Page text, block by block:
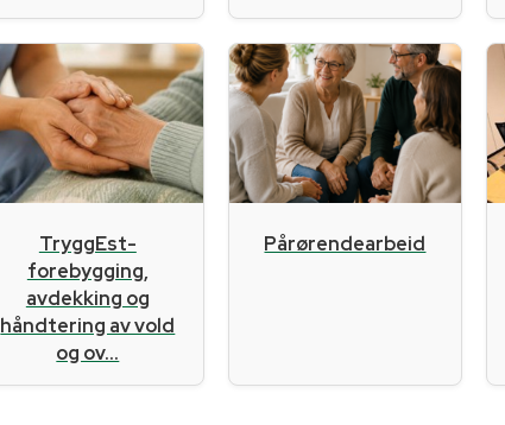
TryggEst-
forebygging,
avdekking og
håndtering av vold
og ov...
Pårørendearbeid